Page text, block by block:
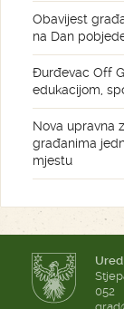
Obavijest
na Dan
Đurđevac Off
edukacijom,
Nova upravna
građanima
mjestu
052